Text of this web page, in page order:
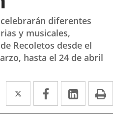
diferentes
y musicales,
Recoletos desde el
hasta el 24 de abril
Twitter
Enlace
a
Facebook
Enlace
a
Enlace
a